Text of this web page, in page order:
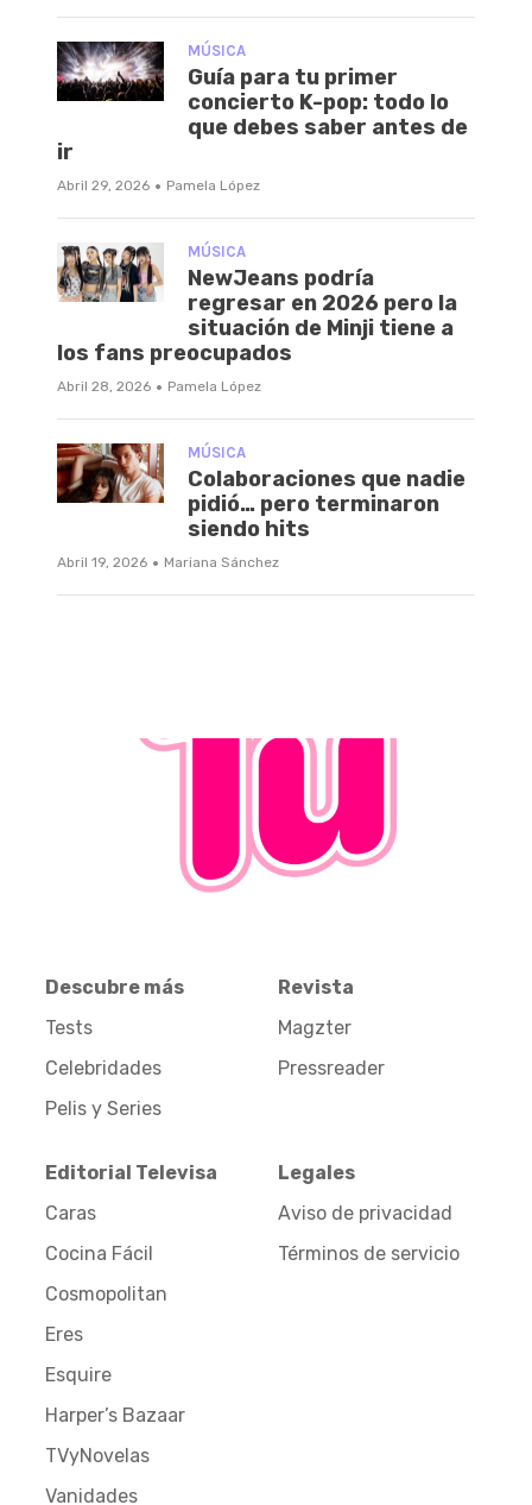
MÚSICA
Guía para tu primer
concierto K-pop: todo lo
que debes saber antes de
ir
Abril 29, 2026 · Pamela López
MÚSICA
NewJeans podría
regresar en 2026 pero la
situación de Minji tiene a
los fans preocupados
Abril 28, 2026 · Pamela López
MÚSICA
Colaboraciones que nadie
pidió… pero terminaron
siendo hits
Abril 19, 2026 · Mariana Sánchez
Descubre más
Tests
Celebridades
Pelis y Series
Revista
Magzter
Pressreader
Editorial Televisa
Caras
Cocina Fácil
Cosmopolitan
Eres
Esquire
Harper’s Bazaar
TVyNovelas
Vanidades
Legales
Aviso de privacidad
Términos de servicio